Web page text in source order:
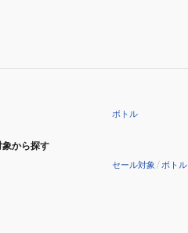
ボトル
から探す
セール対象 /ボトル